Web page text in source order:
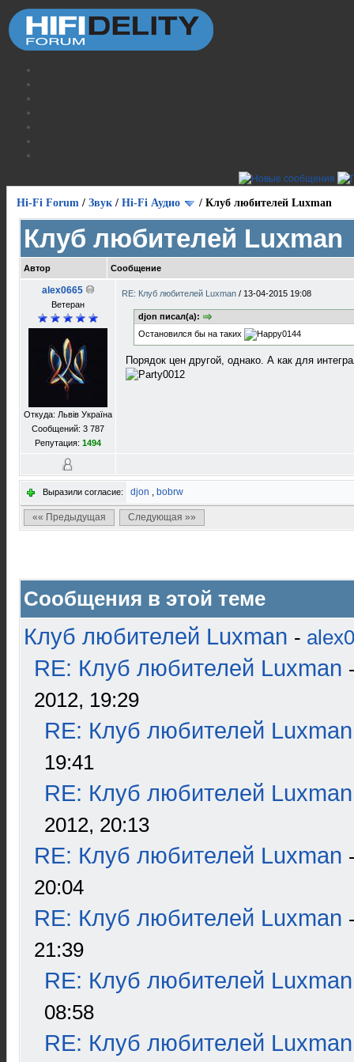
Hi-Fi Forum / Звук / Hi-Fi Аудио / Клуб любителей Luxman
Клуб любителей Luxman
Автор Сообщение
alex0665
Ветеран
Откуда: Львів Україна
Сообщений: 3 787
Репутация: 1494
RE: Клуб любителей Luxman / 13-04-2015 19:08
djon писал(а):
Остановился бы на таких
Порядок цен другой, однако. А как для
Выразили согласие: djon , bobrw
«« Предыдущая Следующая »»
Сообщения в этой теме
Клуб любителей Luxman -
RE: Клуб любителей Luxman
2012, 19:29
RE: Клуб любителей Luxman
19:41
RE: Клуб любителей Luxman
2012, 20:13
RE: Клуб любителей Luxman
20:04
RE: Клуб любителей Luxman
21:39
RE: Клуб любителей Luxman
08:58
RE: Клуб любителей Luxman